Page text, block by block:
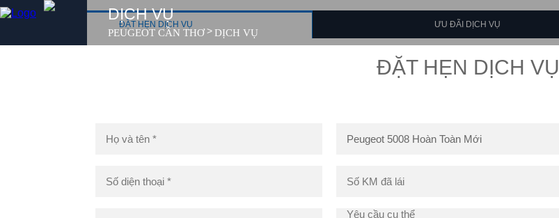
DỊCH VỤ
PEUGEOT CẦN THƠ> DỊCH VỤ
ĐẶT HẸN DỊCH VỤ ƯU ĐÃI DỊCH VỤ
ĐẶT HẸN DỊCH VỤ